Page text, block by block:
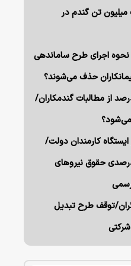
تن گندم در
اجرای طرح ساماندهی
حذف می‌شوند؟
تنها ۲۲درصد از مطالبات گندمکاران/
می‌شود؟
کارمندان دولت/
حدود ۵۰درصدی حقوق نیروهای
رسمی
توقف طرح تبدیل